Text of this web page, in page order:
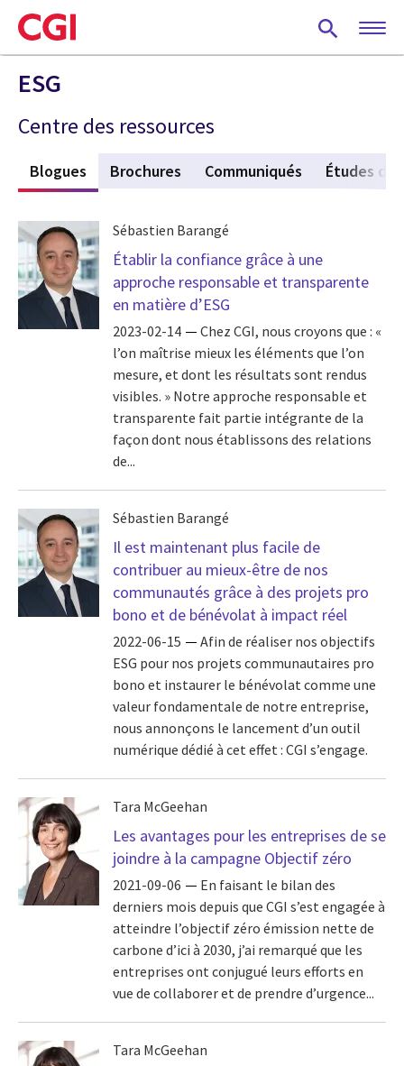
Skip
to
main
content
ESG
Centre des ressources
Blogues (active tab)
Brochures Communiqués Études de
Sébastien Barangé
Établir la confiance grâce à une
approche responsable et transparente
en matière d’ESG
2023-02-14
Chez CGI, nous croyons que : «
l’on maîtrise mieux les éléments que l’on
mesure, et dont les résultats sont rendus
visibles. » Notre approche responsable et
transparente fait partie intégrante de la
façon dont nous établissons des relations
de...
Sébastien Barangé
Il est maintenant plus facile de
contribuer au mieux-être de nos
communautés grâce à des projets pro
bono et de bénévolat à impact réel
2022-06-15
Afin de réaliser nos objectifs
ESG pour nos projets communautaires pro
bono et instaurer le bénévolat comme une
valeur fondamentale de notre entreprise,
nous annonçons le lancement d’un outil
numérique dédié à cet effet : CGI s’engage.
Tara McGeehan
Les avantages pour les entreprises de se
joindre à la campagne Objectif zéro
2021-09-06
En faisant le bilan des
derniers mois depuis que CGI s’est engagée à
atteindre l’objectif zéro émission nette de
carbone d’ici à 2030, j’ai remarqué que les
entreprises ont conjugué leurs efforts en
vue de collaborer et de prendre d’urgence...
Tara McGeehan